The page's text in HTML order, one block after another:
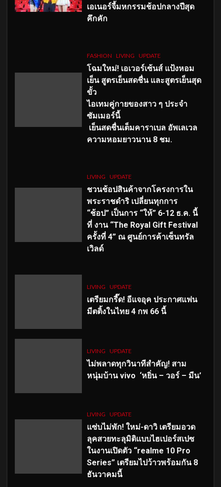
เอเนอร์จี้มหกรรมช้อปกลางปีสุด
คึกคัก
FASHION LIVING UPDATE
โฉมใหม่! เอเวอร์เซ้นส์ แป้งหอม
เย็น สูตรเย็นสดชื่น และสูตรเย็นสุด
ขั้ว
ไอเทมคู่กายของสาว ๆ ประจำ
ซัมเมอร์นี้
เย็นสดชื่นเต็มคาราเบล อัพเลเวล
ความหอมยาวนาน 8 ชม.
LIVING UPDATE
ชวนช้อปสินค้าจากโครงการใน
พระราชดำริ เปลี่ยนทุกการ
“ช้อป” เป็นการ “ให้” 6-12 ธ.ค. นี้
ที่ งาน “The Royal Gift Festival
ครั้งที่ 4” ณ ศูนย์การค้าเซ็นทรัล
เวิลด์
LIVING UPDATE
เตรียมกรี๊ด! อีแจอุค ประกาศแฟน
มีตติ้งในไทย 4 กพ 66 นี้
LIVING UPDATE
ไม่พลาดทุกวินาทีสำคัญ! สาม
หนุ่มบ้าน vivo ‘หยิ่น – วอร์ – มีน’
LIVING UPDATE
แซ่บไม่พัก! ใหม่-ดาวิ เตรียมอวด
ลุคสวยทะลุมิติแบบไฮเปอร์สเปซ
ในงานเปิดตัว “realme 10 Pro
Series” เตรียมไปว้าวพร้อมกัน 8
ธันวาคมนี้